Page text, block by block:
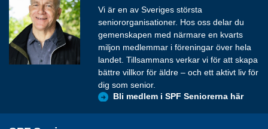
Vi är en av Sveriges största
seniororganisationer. Hos oss delar du
gemenskapen med närmare en kvarts
miljon medlemmar i föreningar över hela
landet. Tillsammans verkar vi för att skapa
bättre villkor för äldre – och ett aktivt liv för
dig som senior.
Bli medlem i SPF Seniorerna här